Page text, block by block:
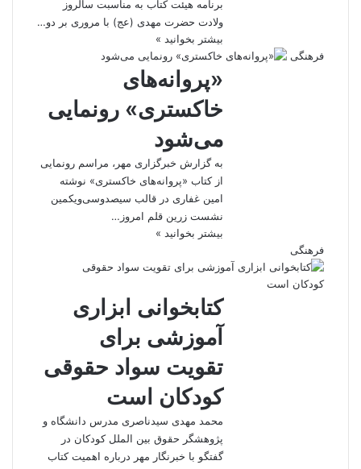
برنامه هیئت کتاب به مناسبت سالروز
ولادت حضرت مهدی (عج) با مروری بر دو…
بیشتر بخوانید »
فرهنگی
«پروانه‌های
خاکستری» رونمایی
می‌شود
به گزارش خبرگزاری مهر، مراسم رونمایی
از کتاب «پروانه‌های خاکستری» نوشته
امین غفاری در قالب سیصدوسی‌ویکمین
نشست زرین قلم امروز…
بیشتر بخوانید »
فرهنگی
کتابخوانی ابزاری
آموزشی برای
تقویت سواد حقوقی
کودکان است
محمد مهدی سیدناصری مدرس دانشگاه و
پژوهشگر حقوق بین الملل کودکان در
گفتگو با خبرنگار مهر درباره اهمیت کتاب